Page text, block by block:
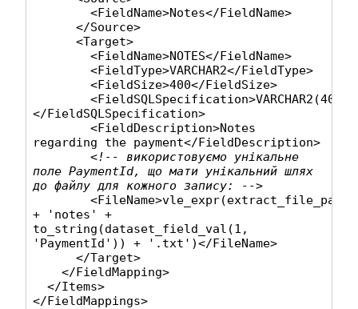
<FieldName>Notes</FieldName>
</Source>
<Target>
<FieldName>NOTES</FieldName>
<FieldType>VARCHAR2</FieldType>
<FieldSize>400</FieldSize>
<FieldSQLSpecification>VARCHAR2(400)
</FieldSQLSpecification>
<FieldDescription>Notes
regarding the payment</FieldDescription>
<!-- використовуємо унікальне
поле PaymentId, що мати унікальний шлях
до файлу для кожного запису: -->
<FileName>
+ 'notes' +
to_string(dataset_field_val(1,
'PaymentId')) + '.txt')</FileName>
</Target>
</FieldMapping>
</Items>
</FieldMappings>